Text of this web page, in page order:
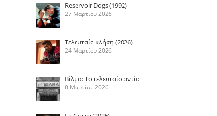
Reservoir Dogs (1992)
27 Μαρτίου 2026
Τελευταία κλήση (2026)
24 Μαρτίου 2026
Βίλμα: Το τελευταίο αντίο
8 Μαρτίου 2026